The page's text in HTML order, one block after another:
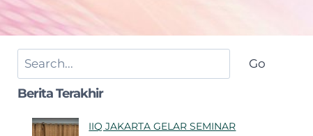
Search Go
Berita Terakhir
IIQ JAKARTA GELAR SEMINAR